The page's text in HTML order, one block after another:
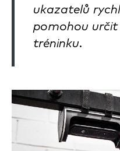
ukazatelů
pomohou
tréninku.